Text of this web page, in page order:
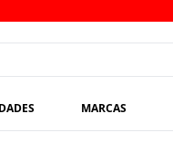
MARCAS